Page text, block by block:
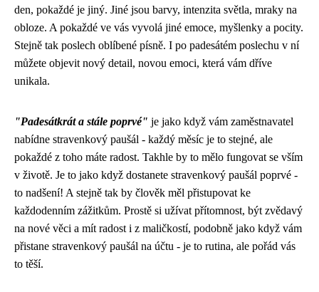
den, pokaždé je jiný. Jiné jsou barvy, intenzita světla, mraky na
obloze. A pokaždé ve vás vyvolá jiné emoce, myšlenky a pocity.
Stejně tak poslech oblíbené písně. I po padesátém poslechu v ní
můžete objevit nový detail, novou emoci, která vám dříve
unikala.
"Padesátkrát a stále poprvé" je jako když vám zaměstnavatel
nabídne stravenkový paušál - každý měsíc je to stejné, ale
pokaždé z toho máte radost. Takhle by to mělo fungovat se vším
v životě. Je to jako když dostanete stravenkový paušál poprvé -
to nadšení! A stejně tak by člověk měl přistupovat ke
každodenním zážitkům. Prostě si užívat přítomnost, být zvědavý
na nové věci a mít radost i z maličkostí, podobně jako když vám
přistane stravenkový paušál na účtu - je to rutina, ale pořád vás
to těší.